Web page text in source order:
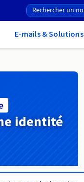
E-mails &
identité